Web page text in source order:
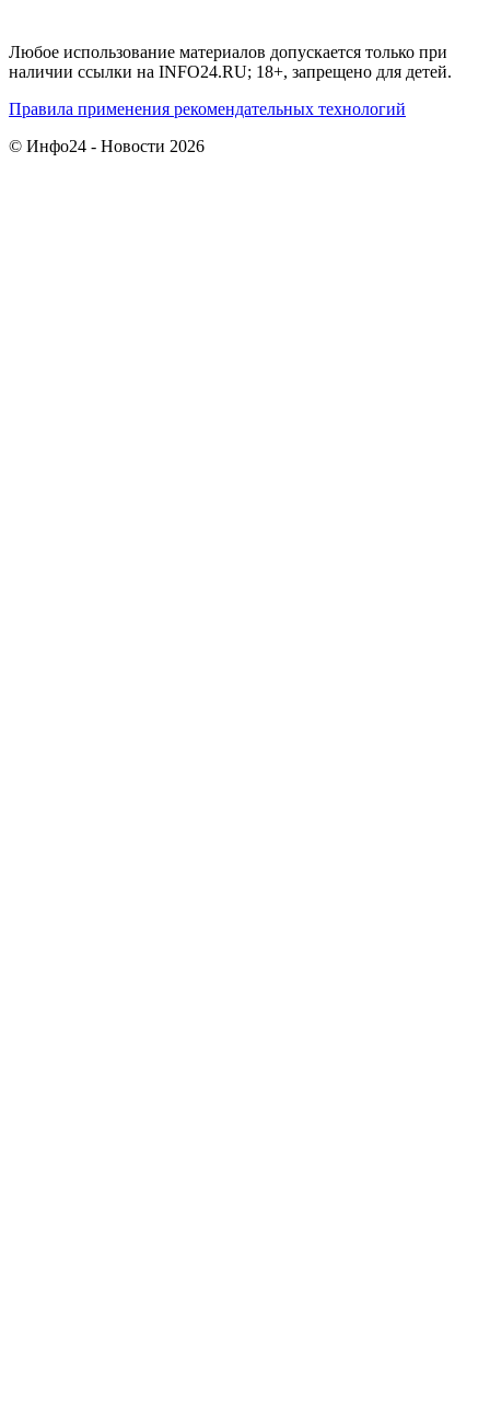
Любое использование материалов допускается только при
наличии ссылки на INFO24.RU; 18+, запрещено для детей.
Правила применения рекомендательных технологий
© Инфо24 - Новости 2026